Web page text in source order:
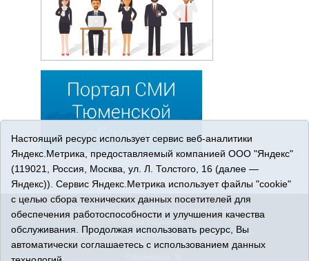
© 2026 Сетевое издание «Ишимская правда». 16+. Все
права защищены.
© При использовании материалов ссылка обязательна.
Адрес редакции: 627750 Тюменская область, г. Ишим, ул.
Настоящий ресурс использует сервис веб-аналитики
Яндекс.Метрика, предоставляемый компанией ООО "Яндекс"
(119021, Россия, Москва, ул. Л. Толстого, 16 (далее —
Яндекс)). Сервис Яндекс.Метрика использует файлы "cookie"
с целью сбора технических данных посетителей для
обеспечения работоспособности и улучшения качества
обслуживания. Продолжая использовать ресурс, Вы
автоматически соглашаетесь с использованием данных